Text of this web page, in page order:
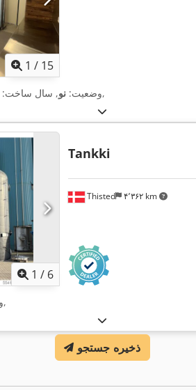
1 / 15
وضعیت: نو, سال ساخت: ,
1 / 6
Thisted ۴٬۳۶۲ km
Tankki
,
ذخیره جستجو